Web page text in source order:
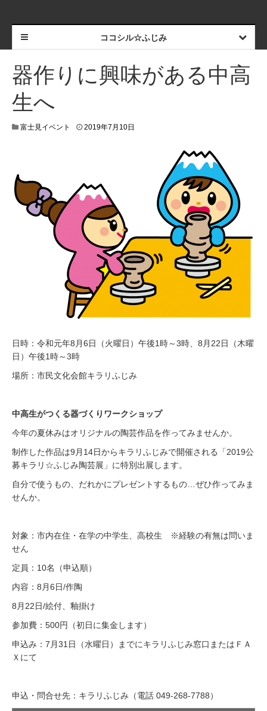
ココシル☆ふじみ
器作りに興味がある中高
生へ
富士見イベント 2019年7月10日
日時：令和元年8月6日（火曜日）午後1時～3時、8月22日（木曜
日）午後1時～3時
場所：市民文化会館キラリふじみ
中高生がつくる器づくりワークショップ
今年の夏休みはオリジナルの陶芸作品を作ってみませんか。
制作した作品は9月14日からキラリふじみで開催される「2019公
募キラリ☆ふじみ陶芸展」に特別出展します。
自分で使うもの、だれかにプレゼントするもの…ぜひ作ってみま
せんか。
対象：市内在住・在学の中学生、高校生 ※経験の有無は問いま
せん
定員：10名（申込順）
内容：8月6日/作陶
8月22日/絵付、釉掛け
参加費：500円（初日に集金します）
申込み：7月31日（水曜日）までにキラリふじみ窓口またはＦＡ
Ｘにて
申込・問合せ先：キラリふじみ（電話 049-268-7788）